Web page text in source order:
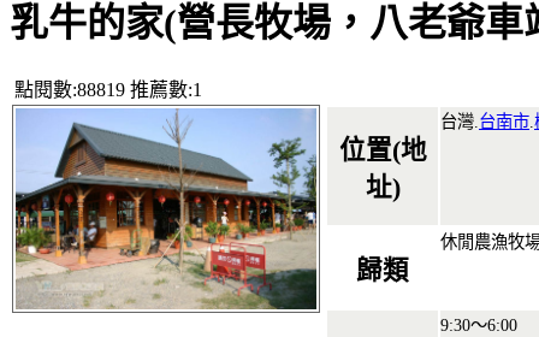
乳牛的家(營長牧場，八老爺車
點閱數:88819 推薦數:1
位置(地
址)
台灣. 台南市
歸類
休閒農漁牧
9:30～6:00